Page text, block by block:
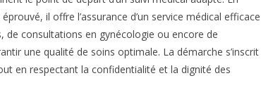
il offre l’assurance d’un service médical efficace
de consultations en gynécologie ou encore de
une qualité de soins optimale. La démarche s’inscrit
en respectant la confidentialité et la dignité des